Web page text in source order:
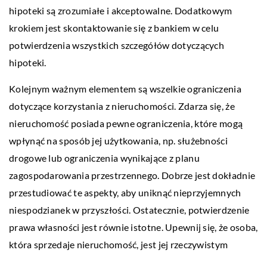
hipoteki są zrozumiałe i akceptowalne. Dodatkowym
krokiem jest skontaktowanie się z bankiem w celu
potwierdzenia wszystkich szczegółów dotyczących
hipoteki.
Kolejnym ważnym elementem są wszelkie ograniczenia
dotyczące korzystania z nieruchomości. Zdarza się, że
nieruchomość posiada pewne ograniczenia, które mogą
wpłynąć na sposób jej użytkowania, np. służebności
drogowe lub ograniczenia wynikające z planu
zagospodarowania przestrzennego. Dobrze jest dokładnie
przestudiować te aspekty, aby uniknąć nieprzyjemnych
niespodzianek w przyszłości. Ostatecznie, potwierdzenie
prawa własności jest równie istotne. Upewnij się, że osoba,
która sprzedaje nieruchomość, jest jej rzeczywistym